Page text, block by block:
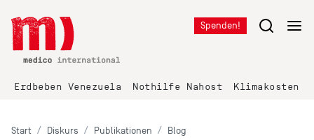
Spenden!
Erdbeben Venezuela Nothilfe Nahost Klimakosten
Start Diskurs Publikationen Blog